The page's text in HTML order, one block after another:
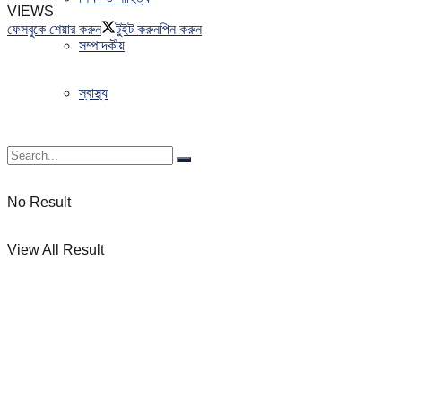
সম্পাদকীয়
স্বাস্থ্য
No Result
View All Result
VIEWS
ফেসবুকে শেয়ার করুন
টুইট করুনপিন করুন